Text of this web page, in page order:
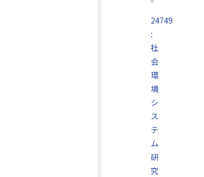
24749
:
社
会
環
境
シ
ス
テ
ム
研
究